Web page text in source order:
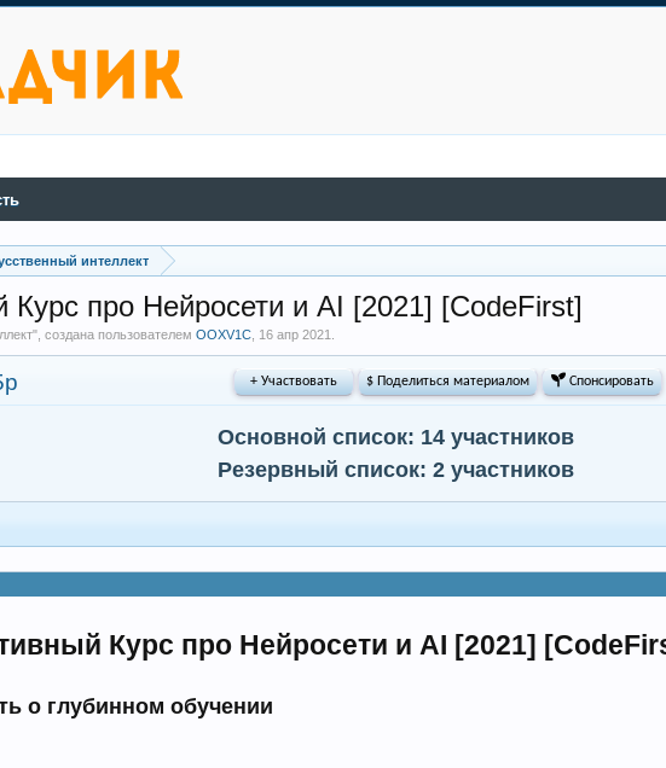
интеллект
Курс про Нейросети и AI [2021] [CodeFirst]
создана пользователемOOXV1C 16 апр 2021
+ Участвовать $ Поделиться материалом  Спонсировать
Основной список: 14 участников
Резервный список: 2 участников
Курс про Нейросети и AI [2021]
о глубинном обучении